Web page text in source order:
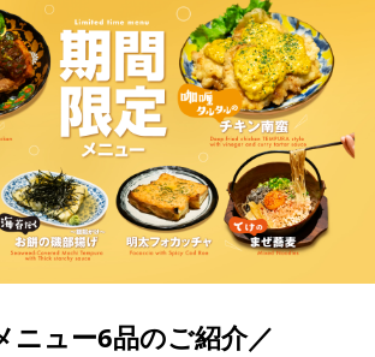
ニュー6品のご紹介／